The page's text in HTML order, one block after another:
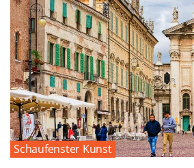
Schaufenster Kunst